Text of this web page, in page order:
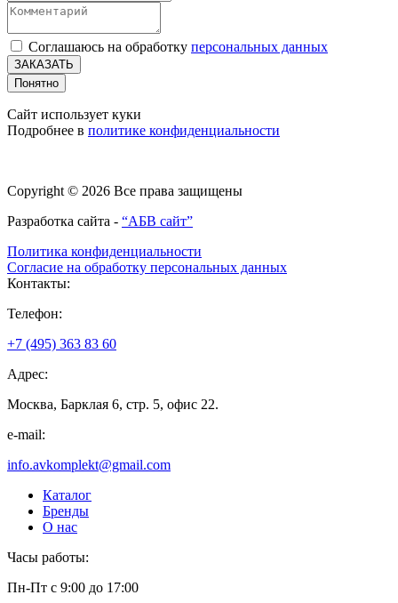
Соглашаюсь на обработку персональных данных
ЗАКАЗАТЬ
Понятно
Сайт использует куки
Подробнее в политике конфиденциальности
Copyright © 2026 Все права защищены
Разработка сайта - “АБВ сайт”
Политика конфиденциальности
Согласие на обработку персональных данных
Контакты:
Телефон:
+7 (495) 363 83 60
Адрес:
Москва, Барклая 6, стр. 5, офис 22.
e-mail:
info.avkomplekt@gmail.com
Каталог
Бренды
О нас
Часы работы:
Пн-Пт с 9:00 до 17:00